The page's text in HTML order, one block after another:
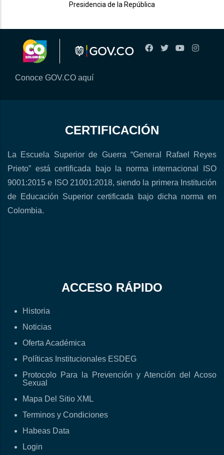
Presidencia de la República
Conoce GOV.CO aquí
CERTIFICACIÓN
La Escuela Superior de Guerra “General Rafael Reyes
Prieto” está certificada bajo la norma internacional ISO
9001:2015 e ISO 21001:2018, siendo la primera Institución
de Educación Superior certificada bajo dicha norma en
Colombia.
ACCESO RÁPIDO
Historia
Noticias
Oferta Académica
Políticas Institucionales ESDEG
Protocolo Para la Prevención y Atención del Acoso
Sexual
Mapa Del Sitio XML
Terminos y Condiciones
Habeas Data
Login